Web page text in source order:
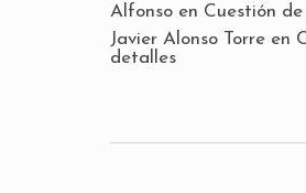
Alfonso en Cuestión
Javier Alonso Torre en
detalles